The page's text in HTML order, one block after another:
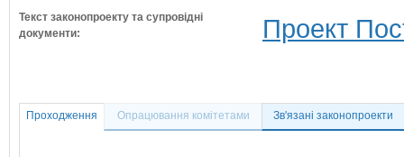
Текст законопроекту та супровідні
документи:
Проект
Проходження Опрацювання комітетами Зв'язані законопроекти